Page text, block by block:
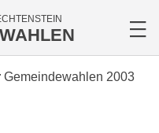
Gemeindewahlen 2003